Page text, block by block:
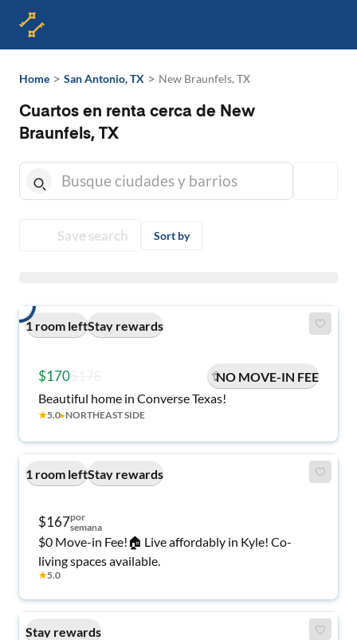
Home > San Antonio, TX > New Braunfels, TX
Cuartos en renta cerca de New
Braunfels, TX
Save search Sort by
1 room leftStay rewards
$170
NO MOVE-IN FEE
Beautiful home in Converse Texas!
★5.0▸NORTHEAST SIDE
1 room leftStay rewards
$167por
semana
$0 Move-in Fee!🏠 Live affordably in Kyle! Co-
living spaces available.
★5.0
Stay rewards